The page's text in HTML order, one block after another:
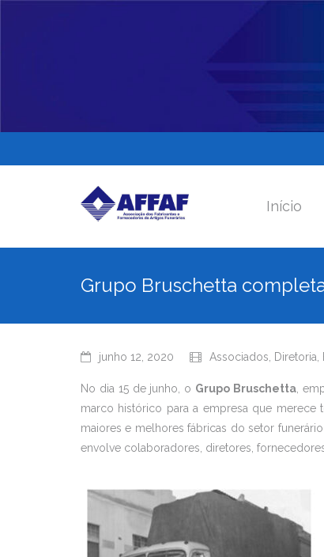
Início
Grupo Bruschetta
junho 12, 2020 Associados Diretoria
No dia 15 de junho, o Grupo Bruschetta,
marco histórico para a empresa que merece
maiores e melhores fábricas do setor
envolve colaboradores, diretores,